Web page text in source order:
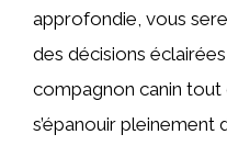
approfondie, vous
des décisions
compagnon canin
s’épanouir pleinement